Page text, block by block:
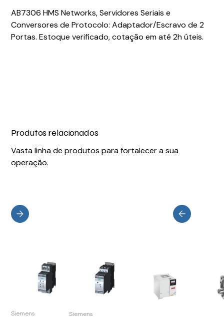
AB7306 HMS Networks, Servidores Seriais e
Conversores de Protocolo: Adaptador/Escravo de 2
Portas. Estoque verificado, cotação em até 2h úteis.
Produtos relacionados
Vasta linha de produtos para fortalecer a sua
operação.
Siemens Siemens